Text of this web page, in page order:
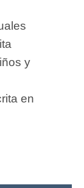
y
en